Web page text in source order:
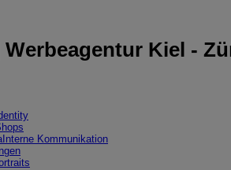
Werbeagentur Kiel -
Interne Kommunikation